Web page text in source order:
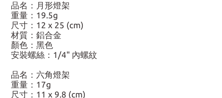
品名：月形燈架
重量：19.5g
尺寸：12 x 25 (cm)
材質：鋁合金
顏色：黑色
安裝螺絲：1/4" 內螺紋
品名：六角燈架
重量：17g
尺寸：11 x 9.8 (cm)